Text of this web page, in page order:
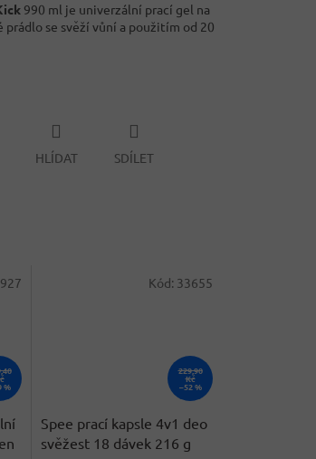
990 ml je univerzální prací gel na
prádlo se svěží vůní a použitím od 20
HLÍDAT SDÍLET
%
229,90
Kč
–52 %
Spee prací kapsle 4v1 deo
svěžest 18 dávek 216 g
Kód: 33655